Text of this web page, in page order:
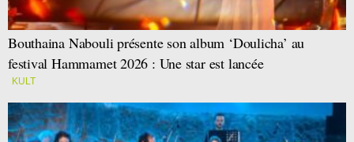
Bouthaina Nabouli présente son album ‘Doulicha’ au
festival Hammamet 2026 : Une star est lancée
KULT